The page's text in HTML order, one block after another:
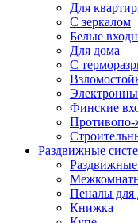
Для
С зеркалом
Белые
Для дома
С
Финские
Раздвижные
Пеналы для
Книжка